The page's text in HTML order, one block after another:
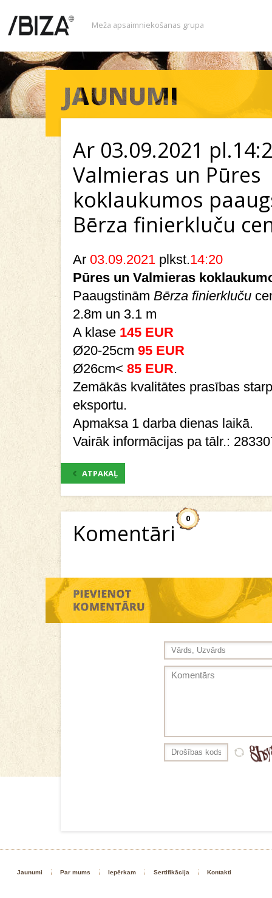
Meža apsaimniekošanas grupa
Ar 03.09.2021
Valmieras un Pūres
koklaukumos
Bērza finierkluču
Ar 03.09.2021 plkst.14:20
Pūres un Valmieras
Paaugstinām Bērza finierkluču
2.8m un 3.1 m
A klase 145 EUR
Ø20-25cm 95 EUR
Ø26cm< 85 EUR.
Zemākās kvalitātes prasības
eksportu.
Apmaksa 1 darba dienas laikā.
Vairāk informācijas pa tālr.:
ATPAKAĻ
Komentāri
0
Jaunumi Par mums Iepērkam Sertifikācija Kontakti